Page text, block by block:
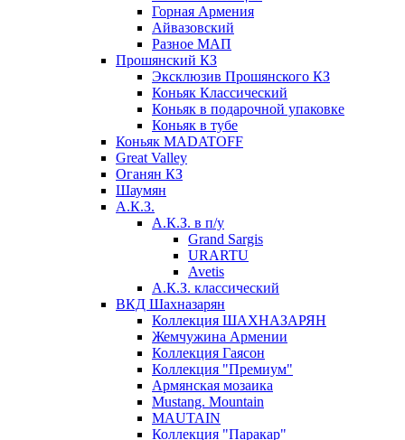
Горная Армения
Айвазовский
Разное МАП
Прошянский КЗ
Эксклюзив Прошянского КЗ
Коньяк Классический
Коньяк в подарочной упаковке
Коньяк в тубе
Коньяк MADATOFF
Great Valley
Оганян КЗ
Шаумян
А.К.З.
А.К.З. в п/у
Grand Sargis
URARTU
Avetis
А.К.З. классический
ВКД Шахназарян
Коллекция ШАХНАЗАРЯН
Жемчужина Армении
Коллекция Гаясон
Коллекция "Премиум"
Армянская мозаика
Mustang. Mountain
MAUTAIN
Коллекция "Паракар"